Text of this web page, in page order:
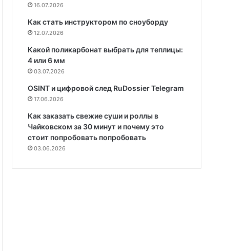
16.07.2026
Как стать инструктором по сноуборду
12.07.2026
Какой поликарбонат выбрать для теплицы:
4 или 6 мм
03.07.2026
OSINT и цифровой след RuDossier Telegram
17.06.2026
Как заказать свежие суши и роллы в
Чайковском за 30 минут и почему это
стоит попробовать попробовать
03.06.2026